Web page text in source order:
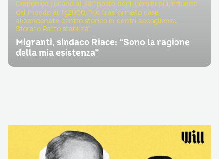
Domenico Lucano al 40° posto degli uomini più influenti
del mondo al Tg2000: “Ho trasformato case
abbandonate centro storico in centri accoglienza.
Sforato Patto stabilità”
Migranti, sindaco Riace: “Sono la ragione
della mia esistenza”